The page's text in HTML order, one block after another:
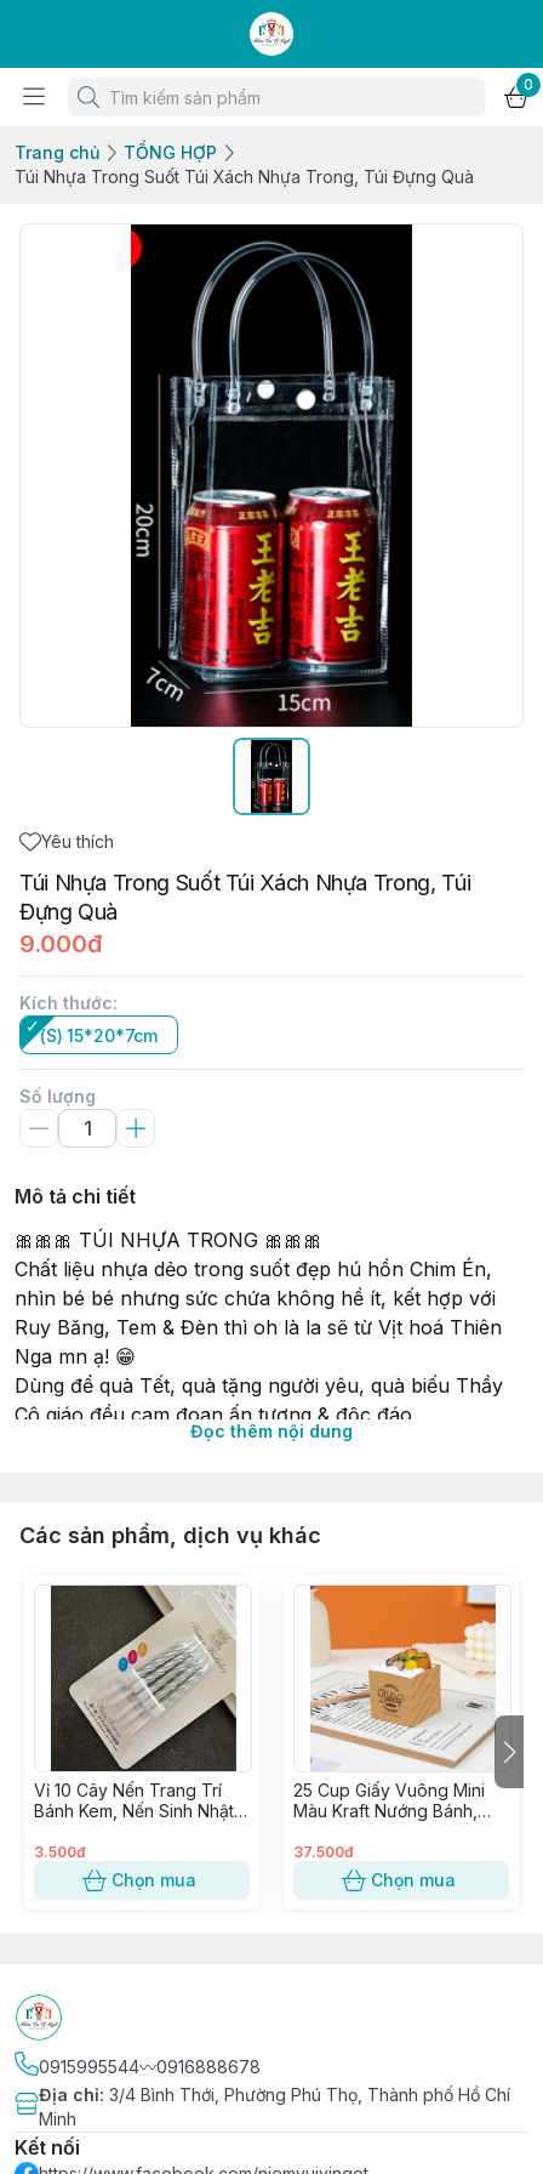
0
Trang chủ
TỔNG HỢP
Túi Nhựa Trong Suốt Túi Xách Nhựa Trong, Túi Đựng Quà
Yêu thích
Túi Nhựa Trong Suốt Túi Xách Nhựa Trong, Túi
Đựng Quà
9.000đ
Kích thước:
(S) 15*20*7cm
Số lượng
Mô tả chi tiết
🎀🎀🎀 TÚI NHỰA TRONG 🎀🎀🎀
Chất liệu nhựa dẻo trong suốt đẹp hú hồn Chim Én,
nhìn bé bé nhưng sức chứa không hề ít, kết hợp với
Ruy Băng, Tem & Đèn thì oh là la sẽ từ Vịt hoá Thiên
Nga mn ạ! 😁
Dùng để quà Tết, quà tặng người yêu, quà biếu Thầy
Cô giáo đều cam đoan ấn tượng & độc đáo
🎀 Size S (ngang 15cm, rộng 7cm, cao 20cm)
💰 Giá iu thương 〰 11.000₫
💰 Giá iu thương 〰 13.000₫
💼 Thứ 2 _ CN 🌀 Từ 8g30 _ 17g30
🏠 3/4 Bình Thới, P11, Q11, Tp.HCM (bấm 🔔)
📱0916.888.678 〽 0902.991.992 (Zalo)
🌐 https://shopee.vn/niemvuivingot
Đọc thêm nội dung
Các sản phẩm, dịch vụ khác
Vỉ 10 Cây Nến Trang Trí
Bánh Kem, Nến Sinh Nhật,
Nhật
3.500đ
Chọn mua
25 Cup Giấy Vuông Mini
Màu Kraft Nướng Bánh,
trang trí Tiệc
37.500đ
Chọn mua
0915995544〰️0916888678
Địa chỉ: 3/4 Bình Thới, Phường Phú Thọ, Thành phố Hồ Chí
Minh
Kết nối